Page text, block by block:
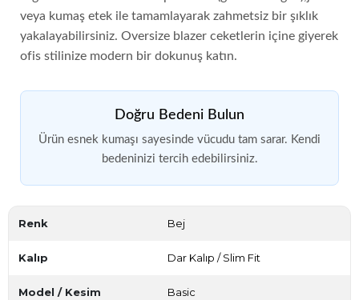
veya kumaş etek ile tamamlayarak zahmetsiz bir şıklık
yakalayabilirsiniz. Oversize blazer ceketlerin içine giyerek
ofis stilinize modern bir dokunuş katın.
Doğru Bedeni Bulun
Ürün esnek kumaşı sayesinde vücudu tam sarar. Kendi
bedeninizi tercih edebilirsiniz.
Renk Bej
Kalıp Dar Kalıp / Slim Fit
Model / Kesim Basic